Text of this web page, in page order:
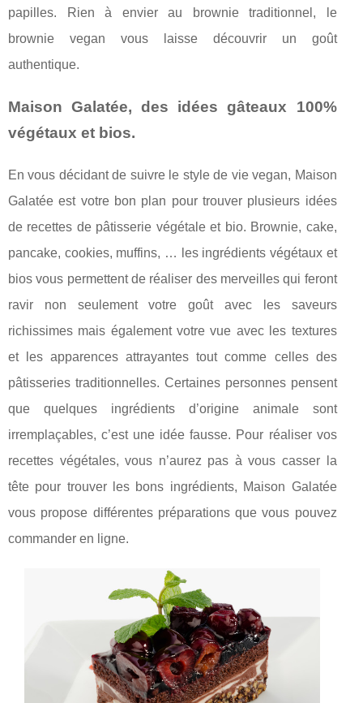
papilles. Rien à envier au brownie traditionnel, le
brownie vegan vous laisse découvrir un goût
authentique.
Maison Galatée, des idées gâteaux 100%
végétaux et bios.
En vous décidant de suivre le style de vie vegan, Maison
Galatée est votre bon plan pour trouver plusieurs idées
de recettes de pâtisserie végétale et bio. Brownie, cake,
pancake, cookies, muffins, … les ingrédients végétaux et
bios vous permettent de réaliser des merveilles qui feront
ravir non seulement votre goût avec les saveurs
richissimes mais également votre vue avec les textures
et les apparences attrayantes tout comme celles des
pâtisseries traditionnelles. Certaines personnes pensent
que quelques ingrédients d’origine animale sont
irremplaçables, c’est une idée fausse. Pour réaliser vos
recettes végétales, vous n’aurez pas à vous casser la
tête pour trouver les bons ingrédients, Maison Galatée
vous propose différentes préparations que vous pouvez
commander en ligne.